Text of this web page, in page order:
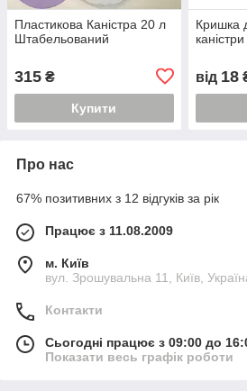
Пластикова Каністра 20 л
Штабельований
315 ₴
Купити
Кришка
від 18
Про нас
67% позитивних з 12 відгуків за рік
Працює з 11.08.2009
м. Київ
вул. Зрошувальна 11, Київ,
Контакти
Сьогодні працює з 09:00 до
Показати весь графік роботи